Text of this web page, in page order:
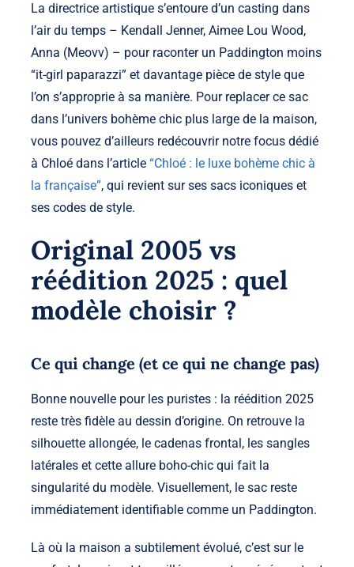
La directrice artistique s’entoure d’un casting dans
l’air du temps – Kendall Jenner, Aimee Lou Wood,
Anna (Meovv) – pour raconter un Paddington moins
“it-girl paparazzi” et davantage pièce de style que
l’on s’approprie à sa manière. Pour replacer ce sac
dans l’univers bohème chic plus large de la maison,
vous pouvez d’ailleurs redécouvrir notre focus dédié
à Chloé dans l’article “Chloé : le luxe bohème chic à
la française”, qui revient sur ses sacs iconiques et
ses codes de style.
Original 2005 vs
réédition 2025 : quel
modèle choisir ?
Ce qui change (et ce qui ne change pas)
Bonne nouvelle pour les puristes : la réédition 2025
reste très fidèle au dessin d’origine. On retrouve la
silhouette allongée, le cadenas frontal, les sangles
latérales et cette allure boho-chic qui fait la
singularité du modèle. Visuellement, le sac reste
immédiatement identifiable comme un Paddington.
Là où la maison a subtilement évolué, c’est sur le